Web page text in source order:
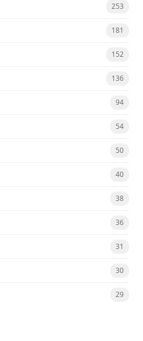
253
181
152
136
94
54
50
40
38
36
31
30
29